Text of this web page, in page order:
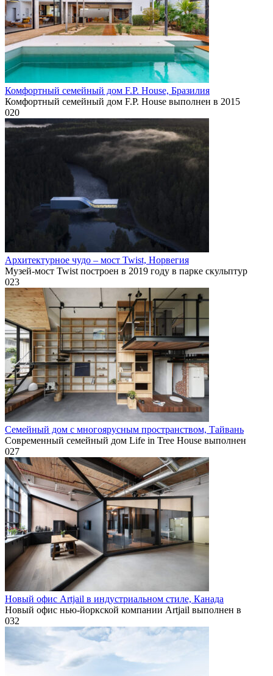
Комфортный семейный дом F.P. House, Бразилия
Комфортный семейный дом F.P. House выполнен в 2015
020
Архитектурное чудо – мост Twist, Норвегия
Музей-мост Twist построен в 2019 году в парке скульптур
023
Семейный дом с многоярусным пространством, Тайвань
Современный семейный дом Life in Tree House выполнен
027
Новый офис Artjail в индустриальном стиле, Канада
Новый офис нью-йоркской компании Artjail выполнен в
032